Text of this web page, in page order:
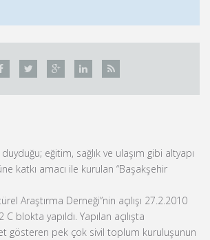
eğitim, sağlık ve ulaşım gibi altyapı
katkı amacı ile kurulan “Başakşehir
Araştırma Derneği”nin açılışı 27.2.2010
blokta yapıldı. Yapılan açılışta
gösteren pek çok sivil toplum kuruluşunun